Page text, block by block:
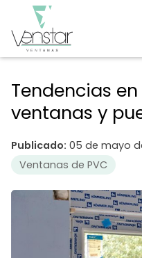
Tendencias
ventanas y
Publicado: 05 de mayo
Ventanas de PVC